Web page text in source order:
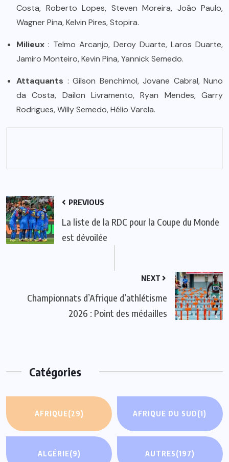
Costa, Roberto Lopes, Steven Moreira, João Paulo,
Wagner Pina, Kelvin Pires, Stopira.
Milieux : Telmo Arcanjo, Deroy Duarte, Laros Duarte,
Jamiro Monteiro, Kevin Pina, Yannick Semedo.
Attaquants : Gilson Benchimol, Jovane Cabral, Nuno
da Costa, Dailon Livramento, Ryan Mendes, Garry
Rodrigues, Willy Semedo, Hélio Varela.
PREVIOUS
La liste de la RDC pour la Coupe du Monde
est dévoilée
NEXT
Championnats d’Afrique d’athlétisme
2026 : Point des médailles
Catégories
AFRIQUE(29) AFRIQUE DU SUD(1)
ALGÉRIE(9) AUTRES(197)